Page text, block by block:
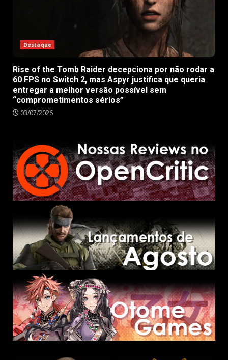
Destaque
Rise of the Tomb Raider decepciona por não rodar a
60 FPS no Switch 2, mas Aspyr justifica que queria
entregar a melhor versão possível sem
“comprometimentos sérios”
03/07/2026